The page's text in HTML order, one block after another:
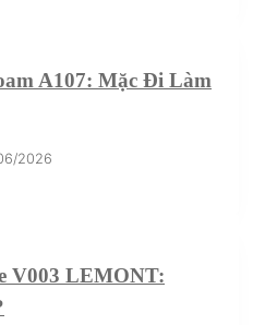
A107: Mặc Đi Làm
2026
V003 LEMONT: